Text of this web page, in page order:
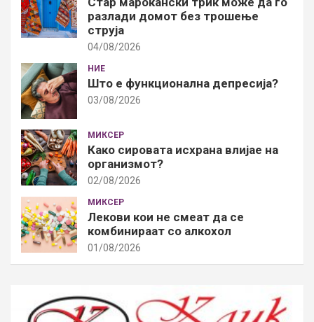
разлади домот без трошење
струја
04/08/2026
НИЕ
Што е функционална депресија?
03/08/2026
МИКСЕР
Како сировата исхрана влијае на
организмот?
02/08/2026
МИКСЕР
Лекови кои не смеат да се
комбинираат со алкохол
01/08/2026